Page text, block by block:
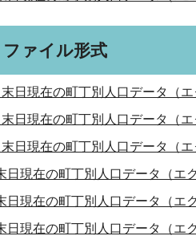
ファイル形式
日現在の町丁別人口データ（エ
日現在の町丁別人口データ（エ
日現在の町丁別人口データ（エ
日現在の町丁別人口データ（エ
日現在の町丁別人口データ（エ
日現在の町丁別人口データ（エ